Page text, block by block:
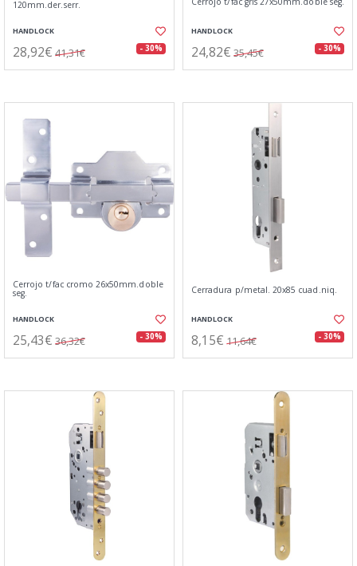
120mm.der.serr.
HANDLOCK
28,92€ 41,31€ - 30%
HANDLOCK
24,82€ 35,45€ - 30%
Cerrojo t/fac cromo 26x50mm.doble
seg.
HANDLOCK
25,43€ 36,32€ - 30%
Cerradura p/metal. 20x85 cuad.niq.
HANDLOCK
8,15€ 11,64€ - 30%